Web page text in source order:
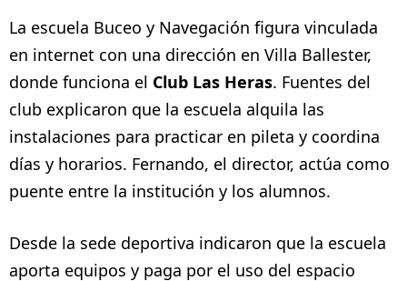
La escuela Buceo y Navegación figura vinculada
en internet con una dirección en Villa Ballester,
donde funciona el Club Las Heras. Fuentes del
club explicaron que la escuela alquila las
instalaciones para practicar en pileta y coordina
días y horarios. Fernando, el director, actúa como
puente entre la institución y los alumnos.
Desde la sede deportiva indicaron que la escuela
aporta equipos y paga por el uso del espacio